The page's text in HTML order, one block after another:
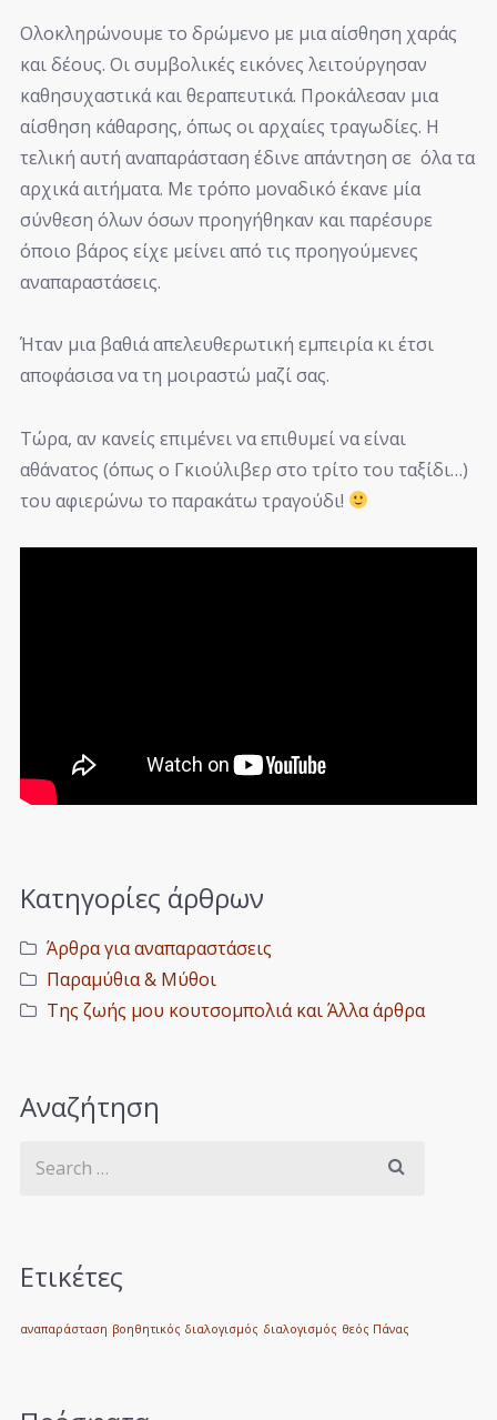
Ολοκληρώνουμε το δρώμενο με μια αίσθηση χαράς
και δέους. Οι συμβολικές εικόνες λειτούργησαν
καθησυχαστικά και θεραπευτικά. Προκάλεσαν μια
αίσθηση κάθαρσης, όπως οι αρχαίες τραγωδίες. Η
τελική αυτή αναπαράσταση έδινε απάντηση σε όλα τα
αρχικά αιτήματα. Με τρόπο μοναδικό έκανε μία
σύνθεση όλων όσων προηγήθηκαν και παρέσυρε
όποιο βάρος είχε μείνει από τις προηγούμενες
αναπαραστάσεις.
Ήταν μια βαθιά απελευθερωτική εμπειρία κι έτσι
αποφάσισα να τη μοιραστώ μαζί σας.
Τώρα, αν κανείς επιμένει να επιθυμεί να είναι
αθάνατος (όπως ο Γκιούλιβερ στο τρίτο του ταξίδι…)
του αφιερώνω το παρακάτω τραγούδι!
Κατηγορίες άρθρων
Άρθρα για αναπαραστάσεις
Παραμύθια & Μύθοι
Της ζωής μου κουτσομπολιά και Άλλα άρθρα
Αναζήτηση
Ετικέτες
αναπαράσταση βοηθητικός διαλογισμός διαλογισμός θεός Πάνας